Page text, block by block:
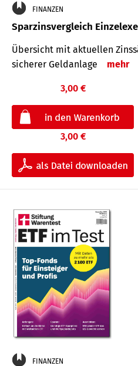
FINANZEN
Sparzinsvergleich
Übersicht mit aktuellen
sicherer Geldanlage
mehr
3,00 €
3,00 €
FINANZEN